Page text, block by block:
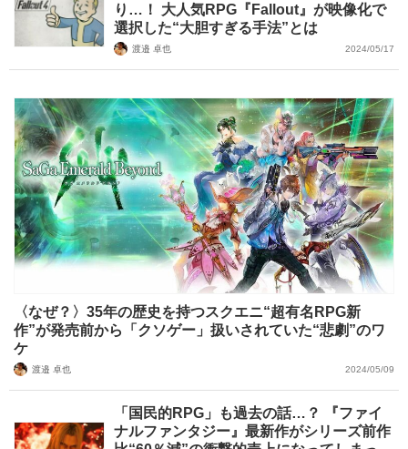
り…！ 大人気RPG『Fallout』が映像化で
選択した“大胆すぎる手法”とは
渡邉 卓也 2024/05/17
〈なぜ？〉35年の歴史を持つスクエニ“超有名RPG新
作”が発売前から「クソゲー」扱いされていた“悲劇”のワ
ケ
渡邉 卓也 2024/05/09
「国民的RPG」も過去の話…？ 『ファイ
ナルファンタジー』最新作がシリーズ前作